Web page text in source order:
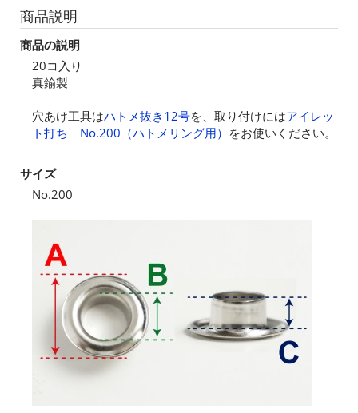
商品説明
商品の説明
20コ入り
真鍮製
穴あけ工具はハトメ抜き12号を、取り付けにはアイレッ
ト打ち No.200（ハトメリング用） をお使いください。
サイズ
No.200